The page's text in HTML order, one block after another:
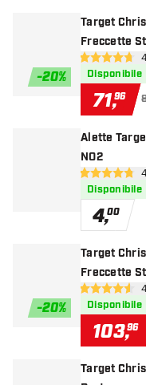
-20%
Target
Freccette
4.7 stelle di
Disponibile
71,96
Alette
NO2
4.8 stelle di
Disponibile
4,00
-20%
Target
Freccette
4.6 stelle di
Disponibile
103,96
Target